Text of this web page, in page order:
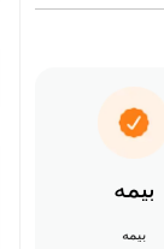
بیمه
بیمه